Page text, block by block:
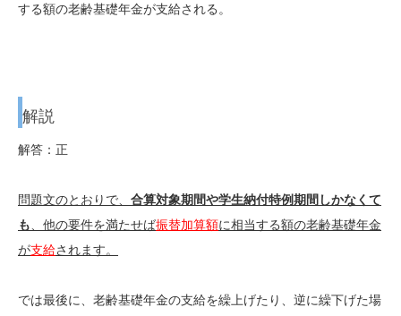
する額の老齢基礎年金が支給される。
解説
解答：正
問題文のとおりで、 合算対象期間や学生納付特例期間しかなくて
も 、他の要件を満たせば振替加算額に相当する額の老齢基礎年金
が支給されます。
では最後に、老齢基礎年金の支給を繰上げたり、逆に繰下げた場